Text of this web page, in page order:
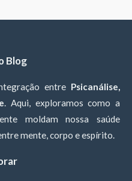
Blog
entre Psicanálise,
. Aqui, exploramos como a
moldam nossa saúde
mente, corpo e espírito.